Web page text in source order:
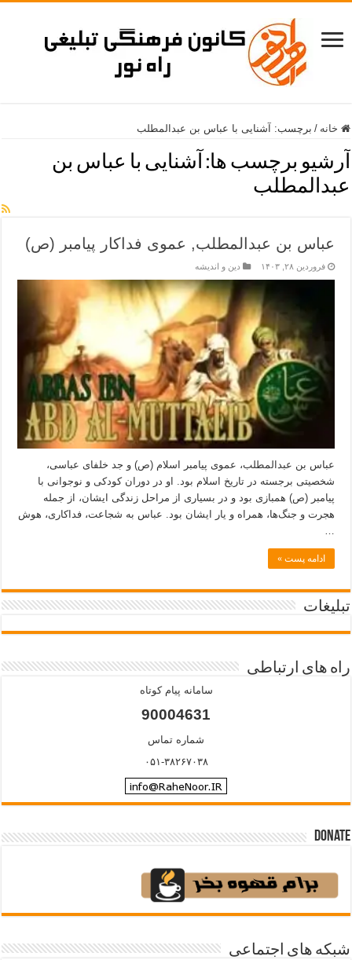
خانه / برچسب: آشنایی با عباس بن عبدالمطلب
آرشیو برچسب ها: آشنایی با عباس بن
عبدالمطلب
عباس بن عبدالمطلب, عموی فداکار پیامبر (ص)
فروردین ۲۸, ۱۴۰۳ دین و اندیشه
عباس بن عبدالمطلب، عموی پیامبر اسلام (ص) و جد خلفای عباسی،
شخصیتی برجسته در تاریخ اسلام بود. او در دوران کودکی و نوجوانی با
پیامبر (ص) همبازی بود و در بسیاری از مراحل زندگی ایشان، از جمله
هجرت و جنگ‌ها، همراه و یار ایشان بود. عباس به شجاعت، فداکاری، هوش
ادامه پست »
تبلیغات
راه های ارتباطی
سامانه پیام کوتاه
90004631
شماره تماس
۰۵۱-۳۸۲۶۷۰۳۸
Donate
شبکه های اجتماعی